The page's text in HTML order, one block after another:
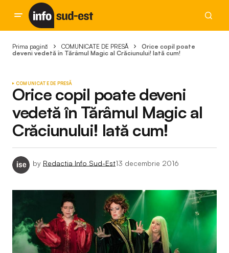
Prima pagină COMUNICATE DE PRESĂ
Orice copil poate
deveni vedetă în Tărâmul Magic al Crăciunului! Iată cum!
COMUNICATE DE PRESĂ
Orice copil poate deveni
vedetă în Tărâmul Magic al
Crăciunului! Iată cum!
by Redactia Info Sud-Est13 decembrie 2016